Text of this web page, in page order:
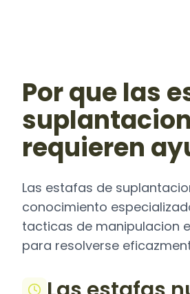
Por que las
requieren
Las estafas de
conocimiento
tacticas de manipulacion
para resolverse